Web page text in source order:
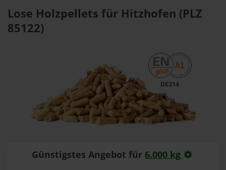
Lose Holzpellets für Hitzhofen (PLZ
85122)
DE314
Günstigstes Angebot für 6.000 kg